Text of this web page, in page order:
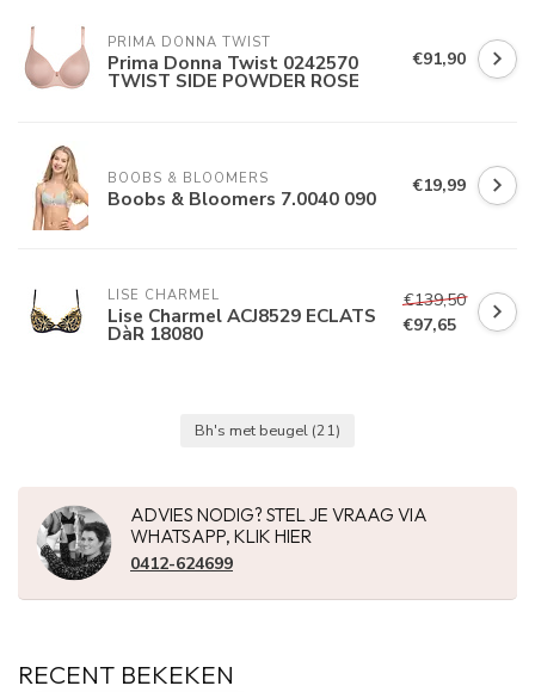
PRIMA DONNA TWIST
Prima Donna Twist 0242570
TWIST SIDE POWDER ROSE
€91,90
BOOBS & BLOOMERS
Boobs & Bloomers 7.0040 090 €19,99
LISE CHARMEL
Lise Charmel ACJ8529 ECLATS
DàR 18080
€139,50
€97,65
Bh's met beugel (21)
ADVIES NODIG? STEL JE VRAAG VIA
WHATSAPP, KLIK HIER
0412-624699
RECENT BEKEKEN